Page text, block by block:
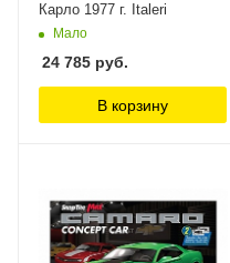
Карло 1977 г. Italeri
Мало
24 785 руб.
В корзину